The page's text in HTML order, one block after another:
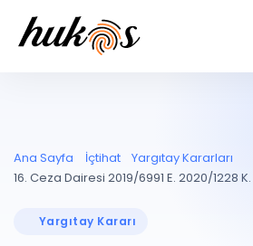
Entegrasyonu
UYAP ile otomatik
UYAP Evrak
Entegrasyonu
Blog
Ana Sayfa İçtihat
Yargıtay Kararları
16. Ceza Dairesi 2019/6991 E. 2020/1228 K.
Yargıtay Kararı